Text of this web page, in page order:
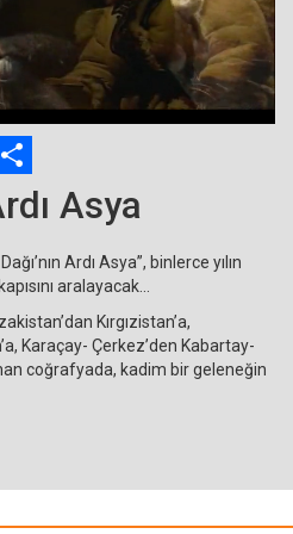
Loaded: 0% Remaining
WhatsApp
Asya
Ardı Asya”, binlerce yılın
aralayacak...
Kırgızistan’a,
Karaçay- Çerkez’den Kabartay-
coğrafyada, kadim bir geleneğin